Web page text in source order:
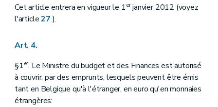
Cet article entrera en vigueur le 1erjanvier 2012 (voyez
l'article27 ).
Art. 4.
§1er. Le Ministre du budget et des Finances est autorisé
à couvrir, par des emprunts, lesquels peuvent être émis
tant en Belgique qu'à l'étranger, en euro qu'en monnaies
étrangères: